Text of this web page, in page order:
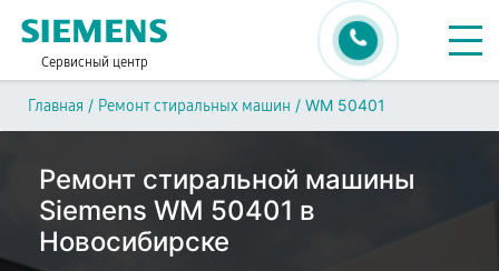
Сервисный центр
Главная / Ремонт стиральных машин / WM 50401
Ремонт стиральной машины
Siemens WM 50401 в
Новосибирске